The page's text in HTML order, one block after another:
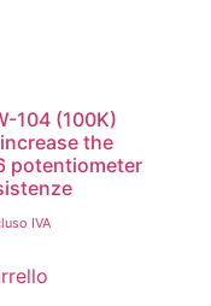
104 (100K)
the
potentiometer
IVA